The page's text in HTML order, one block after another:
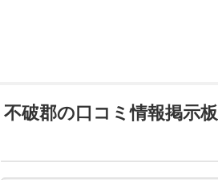
不破郡の口コミ情報掲示板